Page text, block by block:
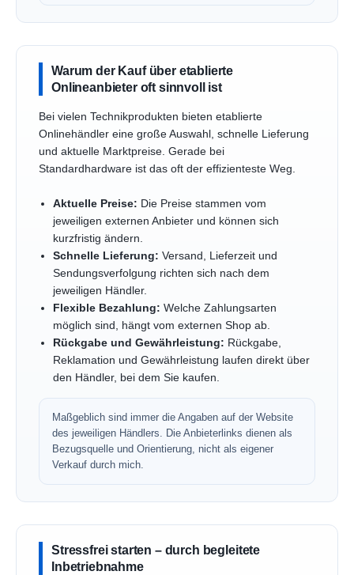
Warum der Kauf über etablierte
Onlineanbieter oft sinnvoll ist
Bei vielen Technikprodukten bieten etablierte
Onlinehändler eine große Auswahl, schnelle Lieferung
und aktuelle Marktpreise. Gerade bei
Standardhardware ist das oft der effizienteste Weg.
Aktuelle Preise: Die Preise stammen vom
jeweiligen externen Anbieter und können sich
kurzfristig ändern.
Schnelle Lieferung: Versand, Lieferzeit und
Sendungsverfolgung richten sich nach dem
jeweiligen Händler.
Flexible Bezahlung: Welche Zahlungsarten
möglich sind, hängt vom externen Shop ab.
Rückgabe und Gewährleistung: Rückgabe,
Reklamation und Gewährleistung laufen direkt über
den Händler, bei dem Sie kaufen.
Maßgeblich sind immer die Angaben auf der Website
des jeweiligen Händlers. Die Anbieterlinks dienen als
Bezugsquelle und Orientierung, nicht als eigener
Verkauf durch mich.
Stressfrei starten – durch begleitete
Inbetriebnahme